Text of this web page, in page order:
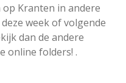
Kranten in andere
week of volgende
dan de andere
online folders! .